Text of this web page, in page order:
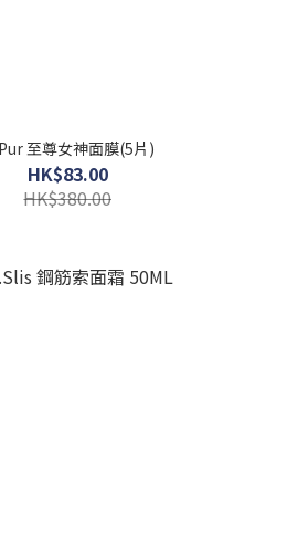
至尊女神面膜(5片)
HK$83.00
HK$380.00